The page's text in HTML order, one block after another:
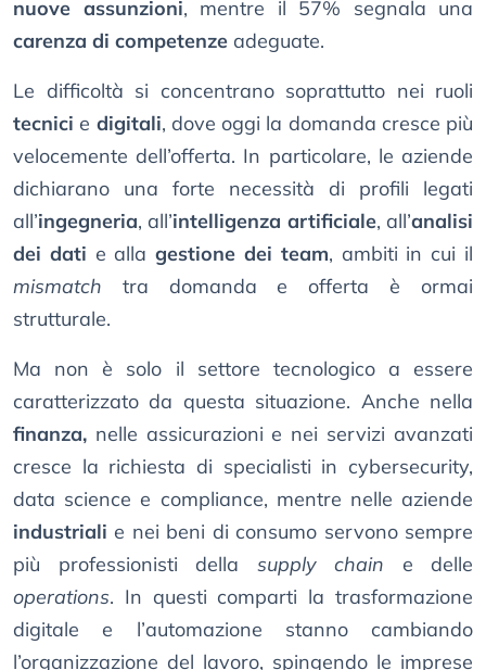
nuove assunzioni, mentre il 57% segnala una
carenza di competenze adeguate.
Le difficoltà si concentrano soprattutto nei ruoli
tecnici e digitali, dove oggi la domanda cresce più
velocemente dell’offerta. In particolare, le aziende
dichiarano una forte necessità di profili legati
all’ingegneria, all’intelligenza artificiale, all’analisi
dei dati e allagestione dei team, ambiti in cui il
mismatch tra domanda e offerta è ormai
strutturale.
Ma non è solo il settore tecnologico a essere
caratterizzato da questa situazione. Anche nella
finanza, nelle assicurazioni e nei servizi avanzati
cresce la richiesta di specialisti in cybersecurity,
data science e compliance, mentre nelle aziende
industriali e nei beni di consumo servono sempre
più professionisti della supply chain e delle
operations. In questi comparti la trasformazione
digitale e l’automazione stanno cambiando
l’organizzazione del lavoro, spingendo le imprese